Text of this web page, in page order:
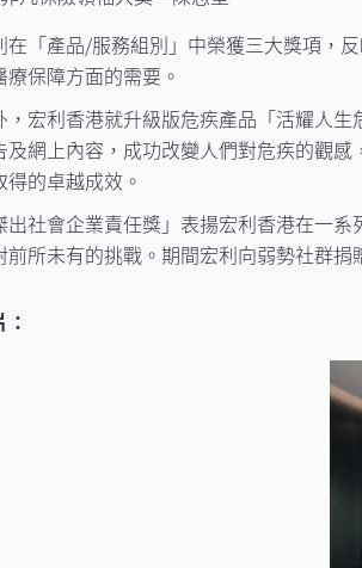
在「產品/服務組別」中榮獲三大獎項，
療保障方面的需要。
，宏利香港就升級版危疾產品「活耀人
及網上內容，成功改變人們對危疾的觀
得的卓越成效。
出社會企業責任獎」表揚宏利香港在一
前所未有的挑戰。期間宏利向弱勢社群